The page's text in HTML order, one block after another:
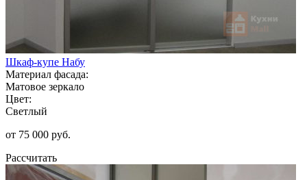
Шкаф-купе Набу
Материал фасада:
Матовое зеркало
Цвет:
Светлый
от 75 000 руб.
Рассчитать